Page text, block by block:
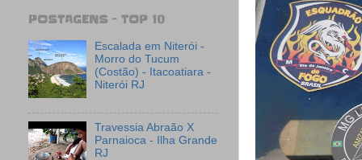
POSTAGENS - TOP 10
Escalada em Niterói -
Morro do Tucum
(Costão) - Itacoatiara -
Niterói RJ
Travessia Abraão X
Parnaioca - Ilha Grande
RJ